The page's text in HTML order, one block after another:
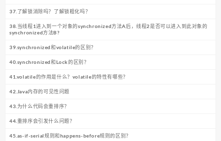
37.了解锁消除吗？了解锁粗化吗？
38.当线程1进入到一个对象的synchronized方法A后，线程2是否可以进入到此对象的
synchronized方法B?
39.synchronized和volatile的区别？
40.synchronized和Lock的区别？
41.volatile的作用是什么？volatile的特性有哪些？
42.Java内存的可见性问题
43.为什么代码会重排序？
44.重排序会引发什么问题？
45.as-if-serial规则和happens-before规则的区别？